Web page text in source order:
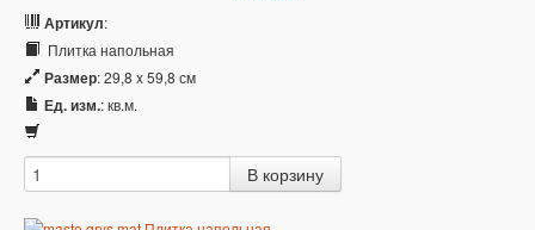
Артикул:
Плитка напольная
Размер: 29,8 x 59,8 см
Ед. изм.: кв.м.